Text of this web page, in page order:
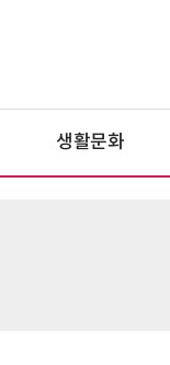
생활문화